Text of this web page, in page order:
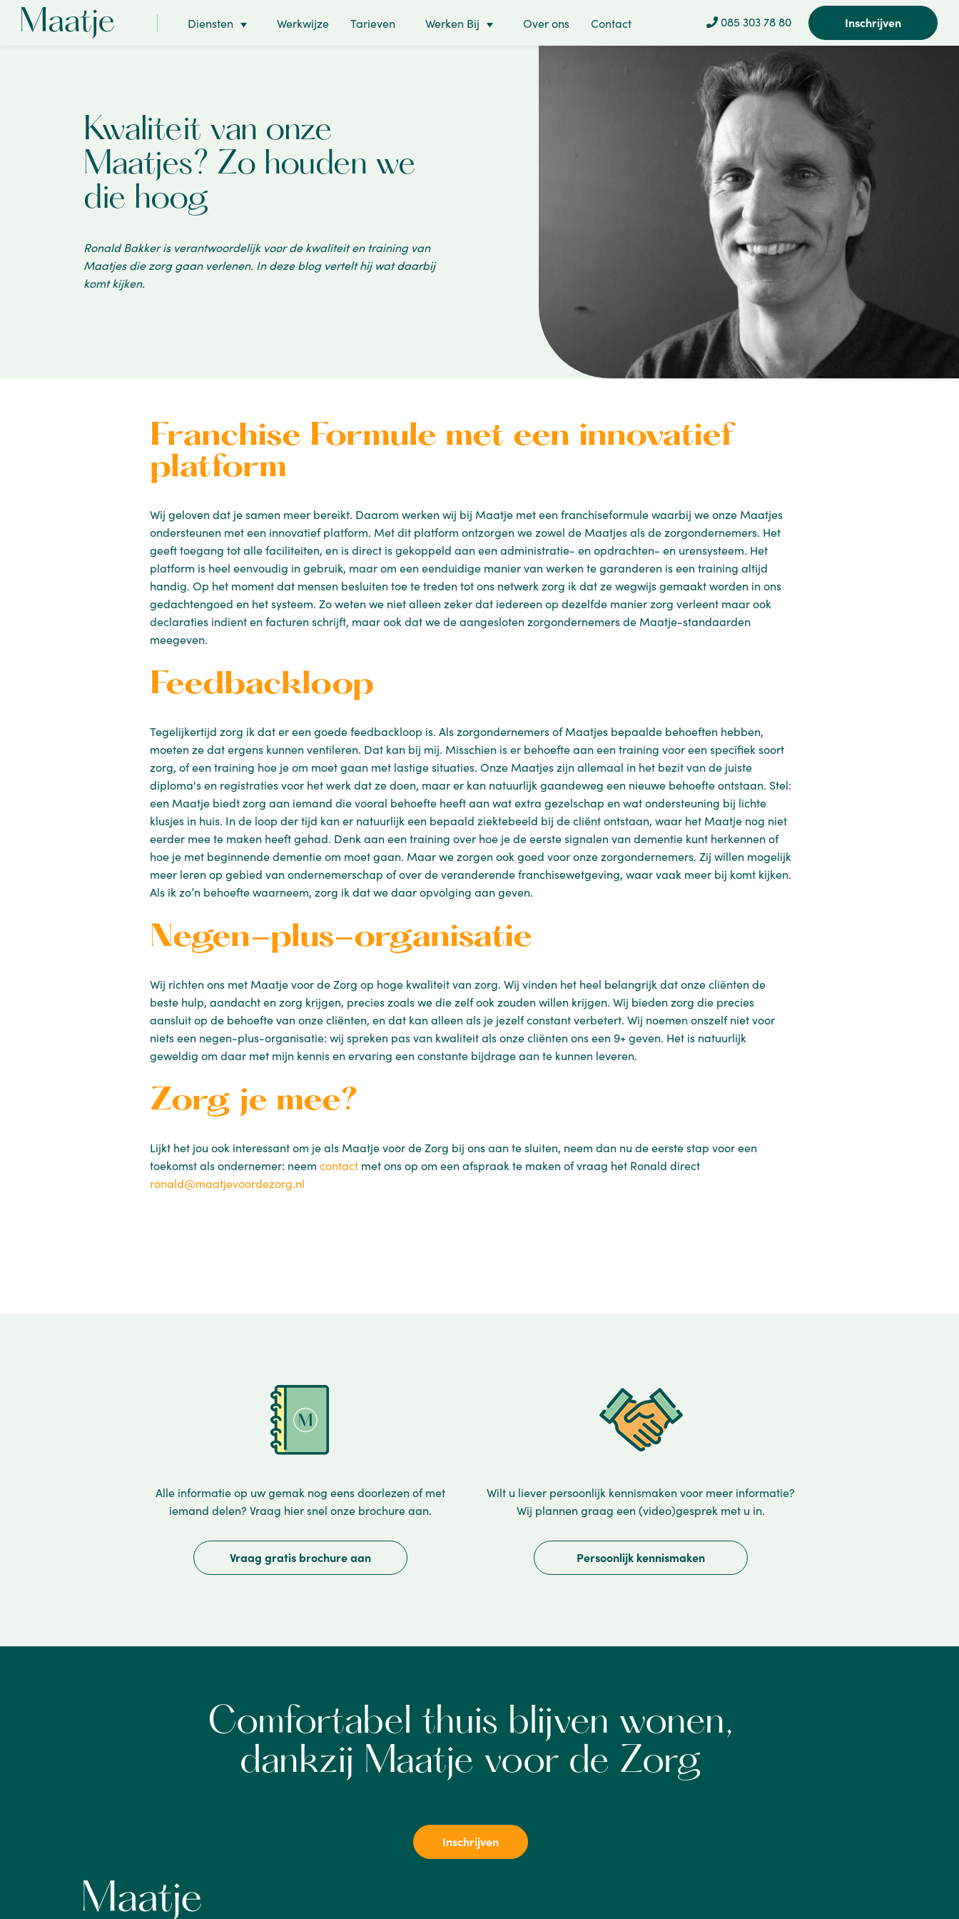
Diensten Werkwijze Tarieven Werken Bij Over ons Contact 085 303 78 80 Inschrijven
Kwaliteit van onze
Maatjes? Zo houden we
die hoog
Ronald Bakker is verantwoordelijk voor de kwaliteit en training van
Maatjes die zorg gaan verlenen. In deze blog vertelt hij wat daarbij
komt kijken.
Franchise Formule met een innovatief
platform
Wij geloven dat je samen meer bereikt. Daarom werken wij bij Maatje met een franchiseformule waarbij we onze Maatjes
ondersteunen met een innovatief platform. Met dit platform ontzorgen we zowel de Maatjes als de zorgondernemers. Het
geeft toegang tot alle faciliteiten, en is direct is gekoppeld aan een administratie- en opdrachten- en urensysteem. Het
platform is heel eenvoudig in gebruik, maar om een eenduidige manier van werken te garanderen is een training altijd
handig. Op het moment dat mensen besluiten toe te treden tot ons netwerk zorg ik dat ze wegwijs gemaakt worden in ons
gedachtengoed en het systeem. Zo weten we niet alleen zeker dat iedereen op dezelfde manier zorg verleent maar ook
declaraties indient en facturen schrijft, maar ook dat we de aangesloten zorgondernemers de Maatje-standaarden
meegeven.
Feedbackloop
Tegelijkertijd zorg ik dat er een goede feedbackloop is. Als zorgondernemers of Maatjes bepaalde behoeften hebben,
moeten ze dat ergens kunnen ventileren. Dat kan bij mij. Misschien is er behoefte aan een training voor een specifiek soort
zorg, of een training hoe je om moet gaan met lastige situaties. Onze Maatjes zijn allemaal in het bezit van de juiste
diploma's en registraties voor het werk dat ze doen, maar er kan natuurlijk gaandeweg een nieuwe behoefte ontstaan. Stel:
een Maatje biedt zorg aan iemand die vooral behoefte heeft aan wat extra gezelschap en wat ondersteuning bij lichte
klusjes in huis. In de loop der tijd kan er natuurlijk een bepaald ziektebeeld bij de cliënt ontstaan, waar het Maatje nog niet
eerder mee te maken heeft gehad. Denk aan een training over hoe je de eerste signalen van dementie kunt herkennen of
hoe je met beginnende dementie om moet gaan. Maar we zorgen ook goed voor onze zorgondernemers. Zij willen mogelijk
meer leren op gebied van ondernemerschap of over de veranderende franchisewetgeving, waar vaak meer bij komt kijken.
Als ik zo’n behoefte waarneem, zorg ik dat we daar opvolging aan geven.
Negen-plus-organisatie
Wij richten ons met Maatje voor de Zorg op hoge kwaliteit van zorg. Wij vinden het heel belangrijk dat onze cliënten de
beste hulp, aandacht en zorg krijgen, precies zoals we die zelf ook zouden willen krijgen. Wij bieden zorg die precies
aansluit op de behoefte van onze cliënten, en dat kan alleen als je jezelf constant verbetert. Wij noemen onszelf niet voor
niets een negen-plus-organisatie: wij spreken pas van kwaliteit als onze cliënten ons een 9+ geven. Het is natuurlijk
geweldig om daar met mijn kennis en ervaring een constante bijdrage aan te kunnen leveren.
Zorg je mee?
Lijkt het jou ook interessant om je als Maatje voor de Zorg bij ons aan te sluiten, neem dan nu de eerste stap voor een
toekomst als ondernemer: neem contactmet ons op om een afspraak te maken of vraag het Ronald direct
ronald@maatjevoordezorg.nl
Alle informatie op uw gemak nog eens doorlezen of met
iemand delen? Vraag hier snel onze brochure aan.
Vraag gratis brochure aan
Wilt u liever persoonlijk kennismaken voor meer informatie?
Wij plannen graag een (video)gesprek met u in.
Persoonlijk kennismaken
Comfortabel thuis blijven wonen,
dankzij Maatje voor de Zorg
Inschrijven